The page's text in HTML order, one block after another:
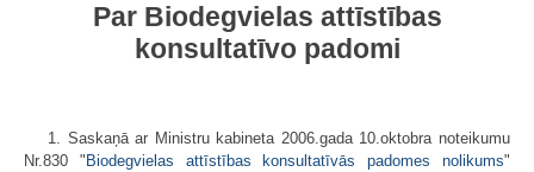
Par Biodegvielas attīstības
konsultatīvo padomi
1. Saskaņā ar Ministru kabineta 2006.gada 10.oktobra noteikumu
Nr.830 " Biodegvielas attīstības konsultatīvās padomes nolikums"